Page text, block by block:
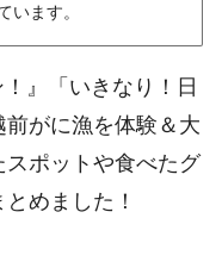
います。
』「いきなり！日
前がに漁を体験＆大
ポットや食べたグ
めました！